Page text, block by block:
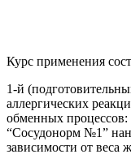
Курс применения
1-й
аллергических
обменных процессов:
“Сосудонорм №1”
зависимости от веса